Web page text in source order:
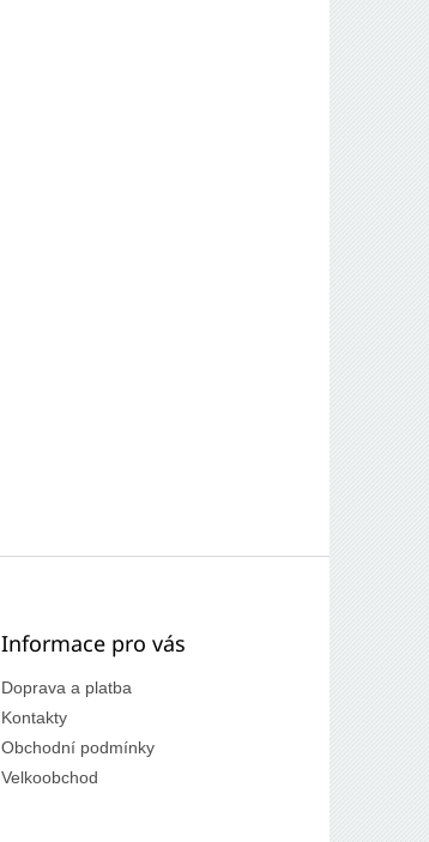
Informace pro vás
Doprava a platba
Kontakty
Obchodní podmínky
Velkoobchod